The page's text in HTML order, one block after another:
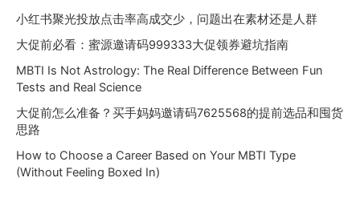
分
手
“：
不
志
同
道
合
的
小红书聚光投放点击率高成交少，问题出在素材还是人群
大促前必看：蜜源邀请码999333大促领券避坑指南
MBTI Is Not Astrology: The Real Difference Between Fun
Tests and Real Science
大促前怎么准备？买手妈妈邀请码7625568的提前选品和囤货
思路
How to Choose a Career Based on Your MBTI Type
(Without Feeling Boxed In)